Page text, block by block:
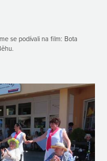
se podívali na film: Bota